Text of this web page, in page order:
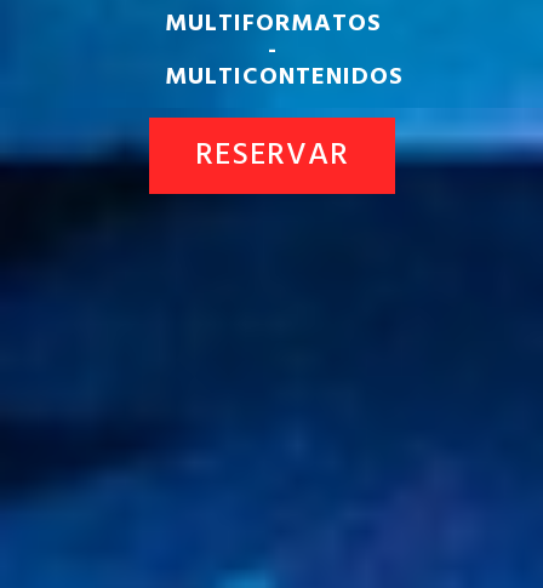
MULTIFORMATOS
-
MULTICONTENIDOS
RESERVAR